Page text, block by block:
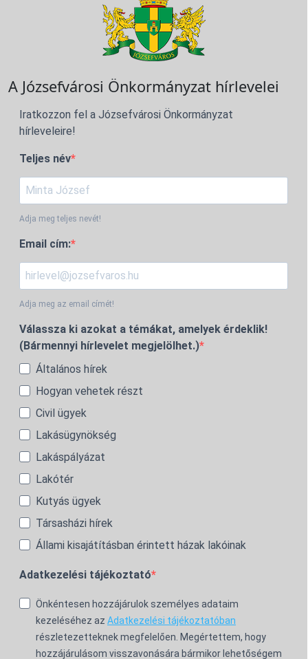
A Józsefvárosi Önkormányzat hírlevelei
Iratkozzon fel a Józsefvárosi Önkormányzat
hírleveleire!
Teljes név
Adja meg teljes nevét!
Email cím:
Adja meg az email címét!
Válassza ki azokat a témákat, amelyek érdeklik!
(Bármennyi hírlevelet megjelölhet.)
Általános hírek
Hogyan vehetek részt
Civil ügyek
Lakásügynökség
Lakáspályázat
Lakótér
Kutyás ügyek
Társasházi hírek
Állami kisajátításban érintett házak lakóinak
Adatkezelési tájékoztató
Önkéntesen hozzájárulok személyes adataim
kezeléséhez az Adatkezelési tájékoztatóban
részletezetteknek megfelelően. Megértettem, hogy
hozzájárulásom visszavonására bármikor lehetőségem